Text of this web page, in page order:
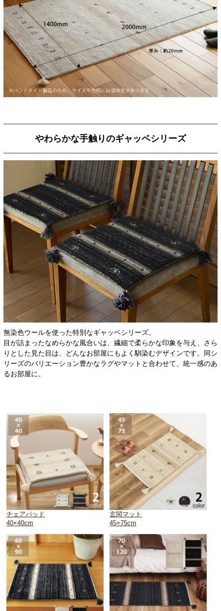
やわらかな手触りのギャッベシリーズ
無染色ウールを使った特別なギャッベシリーズ。
目が詰まったなめらかな風合いは、繊細で柔らかな印象を与え、さら
りとした見た目は、どんなお部屋にもよく馴染むデザインです。同シ
リーズのバリエーション豊かなラグやマットと合わせて、統一感のあ
るお部屋に。
チェアパッド
40×40cm
玄関マット
45×75cm